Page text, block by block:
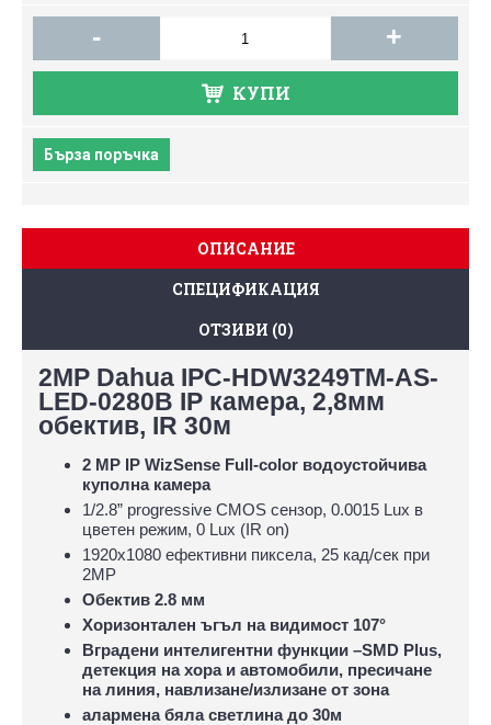
- +
КУПИ
Бърза поръчка
ОПИСАНИЕ
СПЕЦИФИКАЦИЯ
ОТЗИВИ (0)
2MP Dahua IPC-HDW3249TM-AS-
LED-0280B IP камера, 2,8мм
обектив, IR 30м
2 MP IP WizSense Full-color водоустойчива
куполна камера
1/2.8” progressive CMOS сензор, 0.0015 Lux в
цветен режим, 0 Lux (IR on)
1920х1080 ефективни пиксела, 25 кад/сек при
2MP
Обектив 2.8 мм
Хоризонтален ъгъл на видимост 107°
Вградени интелигентни функции –SMD Plus,
детекция на хора и автомобили, пресичане
на линия, навлизане/излизане от зона
алармена бяла светлина до 30м